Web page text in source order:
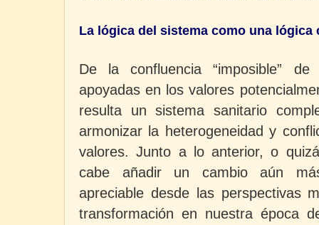
La lógica del sistema como una lógica
De la confluencia “imposible”
apoyadas en los valores
resulta un sistema sanitario
armonizar la heterogeneidad y
valores. Junto a lo anterior, o
cabe añadir un cambio aún
apreciable desde las perspectivas
transformación en nuestra época